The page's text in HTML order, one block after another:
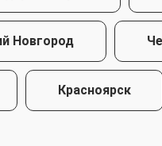
Новгород
Красноярск